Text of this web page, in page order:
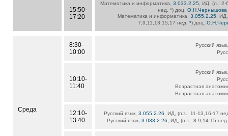
15:50-
17:20
Математика и информатика, 3.033.2.25 , ИД, (л.:
нед. *) доц. О.Н.Чернышова
Математика и информатика,3.055.2.25
,
7,9,11,13,15,17 нед.*) доц.
Среда
8:30-
10:00
Русский
10:10-
11:40
Русский
Возрастная
Возрастная
12:10-
13:40
Русский язык,3.055.2.26
, ИД, (п.з.: 11-13,16-17
Русский язык, 3.033.2.26 , ИД, (п.з.: 8-9,14-15